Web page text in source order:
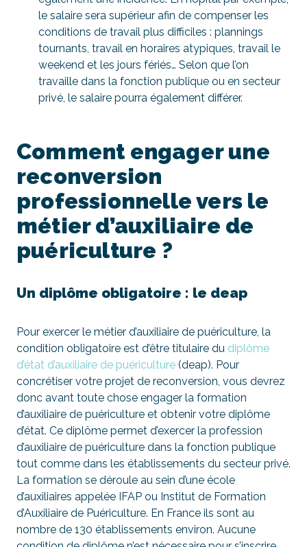
le salaire sera supérieur afin de compenser les
conditions de travail plus difficiles : plannings
tournants, travail en horaires atypiques, travail le
weekend et les jours fériés… Selon que l’on
travaille dans la fonction publique ou en secteur
privé, le salaire pourra également différer.
Comment engager une
reconversion
professionnelle vers le
métier d’auxiliaire de
puériculture ?
Un diplôme obligatoire : le deap
Pour exercer le métier d’auxiliaire de puériculture, la
condition obligatoire est d’être titulaire du diplôme
d’état d’auxiliaire de puériculture (deap). Pour
concrétiser votre projet de reconversion, vous devrez
donc avant toute chose engager la formation
d’auxiliaire de puériculture et obtenir votre diplôme
d’état. Ce diplôme permet d’exercer la profession
d’auxiliaire de puériculture dans la fonction publique
tout comme dans les établissements du secteur privé.
La formation se déroule au sein d’une école
d’auxiliaires appelée IFAP ou Institut de Formation
d’Auxiliaire de Puériculture. En France ils sont au
nombre de 130 établissements environ. Aucune